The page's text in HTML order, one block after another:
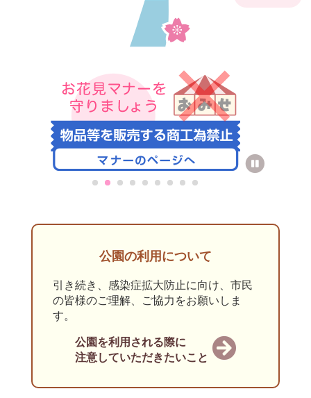
公園の利用について
引き続き、感染症拡大防止に向け、市民
の皆様のご理解、ご協力をお願いしま
す。
公園を利用される際に
注意していただきたいこと